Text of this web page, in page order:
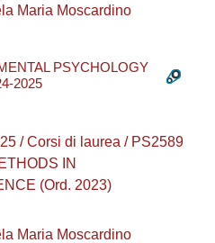
Maria Moscardino
PSYCHOLOGY
2025
/ Corsi di laurea / PS2589
IN
(Ord. 2023)
Maria Moscardino